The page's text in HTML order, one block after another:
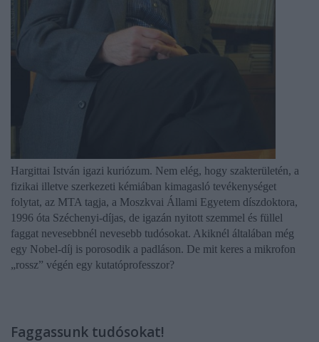
Hargittai István igazi kuriózum. Nem elég, hogy szakterületén, a
fizikai illetve szerkezeti kémiában kimagasló tevékenységet
folytat, az MTA tagja, a Moszkvai Állami Egyetem díszdoktora,
1996 óta Széchenyi-díjas, de igazán nyitott szemmel és füllel
faggat nevesebbnél nevesebb tudósokat. Akiknél általában még
egy Nobel-díj is porosodik a padláson. De mit keres a mikrofon
„rossz” végén egy kutatóprofesszor?
Faggassunk tudósokat!